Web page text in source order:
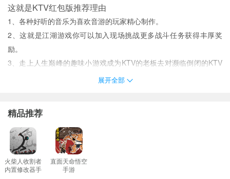
这就是KTV红包版推荐理由
1、各种好听的音乐为喜欢音游的玩家精心制作。
2、这就是江湖游戏你可以加入现场挑战更多战斗任务获得丰厚奖
励。
3、走上人生巅峰的趣味小游戏成为KTV的老板去对濒临倒闭的KTV
跨服务器战斗让玩家打破自己的界限继续参与战斗感受PK的真实刺
激。
游戏中还有众多可爱激萌的宠物和各式新式的豪宅样式供选择养成;
传奇世界开放又自由玩家不按照主线冒险每天触发意外等待惊喜
游历江湖血雨楼月神迷宫真武八卦阵唐门追魂阵任你闯；
展开全部
精品推荐
火柴人收割者
内置修改器手
直面天命悟空
手游